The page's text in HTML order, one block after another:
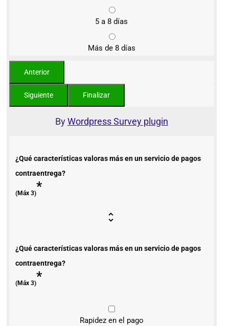
5 a 8 días
Más de 8 días
ByWordpress Survey plugin
¿Qué características valoras más en un servicio de pagos
contraentrega?
(Máx 3)*
¿Qué características valoras más en un servicio de pagos
contraentrega?
(Máx 3)*
Rapidez en el pago